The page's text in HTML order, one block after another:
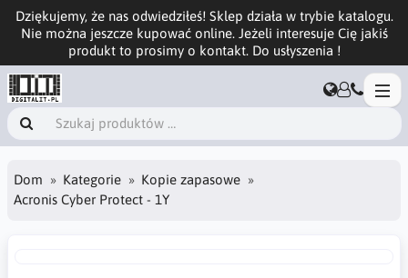
Dziękujemy, że nas odwiedziłeś! Sklep działa w trybie katalogu.
Nie można jeszcze kupować online. Jeżeli interesuje Cię jakiś
produkt to prosimy o kontakt. Do usłyszenia !
Dom Kategorie
Kopie zapasowe
Acronis Cyber Protect - 1Y